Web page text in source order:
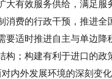
大有效服务供给，满足
消费的行政干预，推进
要适时推进自主与单边
构；构建有利于进口的
外发展环境的深刻变化